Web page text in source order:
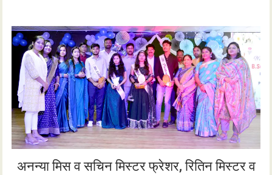
अनन्या मिस व सचिन मिस्टर फ्रेशर, रितिन मिस्टर व